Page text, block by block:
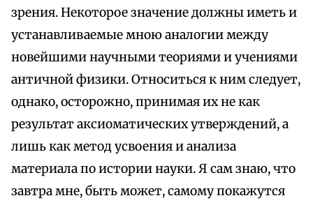
зрения. Некоторое значение должны иметь и
устанавливаемые мною аналогии между
новейшими научными теориями и учениями
античной физики. Относиться к ним следует,
однако, осторожно, принимая их не как
результат аксиоматических утверждений, а
лишь как метод усвоения и анализа
материала по истории науки. Я сам знаю, что
завтра мне, быть может, самому покажутся